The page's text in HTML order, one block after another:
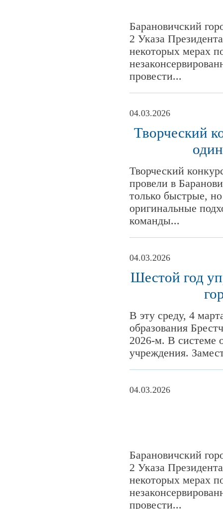
Барановичский
2 Указа
некоторых мерах
провести...
04.03.2026
Творческий
Творческий
провели в
только быстрые,
оригинальные
команды...
04.03.2026
Шестой год
В эту среду, 4
образования
2026-м. В системе
учреждения.
04.03.2026
Барановичский
2 Указа
некоторых мерах
провести...